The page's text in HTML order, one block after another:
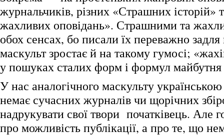
журнальчиків, різних «Страшних історій»
жахливих оповідань». Страшними та
обох сенсах, бо писали їх переважно
маскульт зростає й на такому гумосі;
у пошуках сталих форм і формул майбутня
У нас аналогічного маскульту
немає сучасних журналів чи щорічних
надрукувати свої твори початківець. Але
про можливість публікації, а про те, що